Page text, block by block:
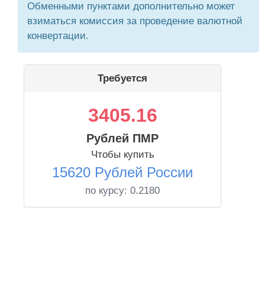
Обменными пунктами дополнительно может
взиматься комиссия за проведение валютной
конвертации.
Требуется
3405.16
Рублей ПМР
Чтобы купить
15620 Рублей России
по курсу: 0.2180